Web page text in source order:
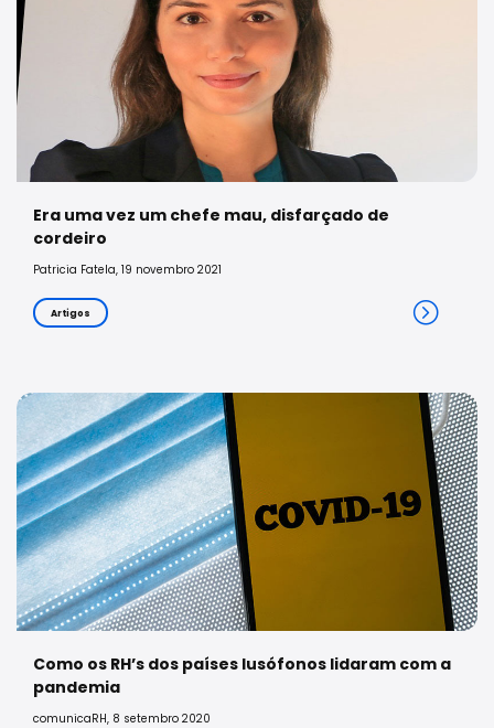
Era uma vez um chefe mau, disfarçado de
cordeiro
Patricia Fatela, 19 novembro 2021
Artigos
Como os RH’s dos países lusófonos lidaram com a
pandemia
comunicaRH, 8 setembro 2020